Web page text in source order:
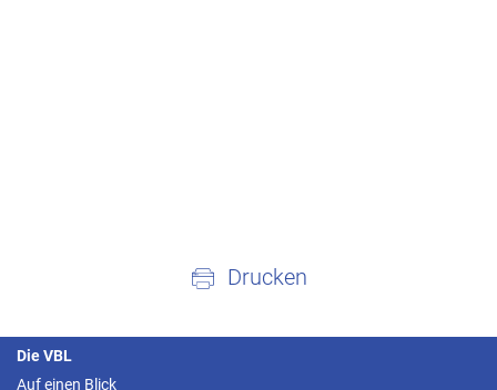
Drucken
Die VBL
Auf einen Blick